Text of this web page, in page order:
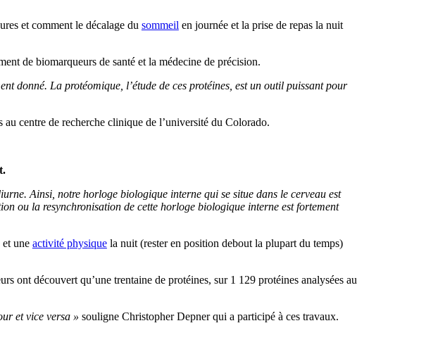
et comment le décalage du sommeil en journée et la prise de repas la nuit
de biomarqueurs de santé et la médecine de précision.
donné. La protéomique, l’étude de ces protéines, est un outil puissant pour
centre de recherche clinique de l’université du Colorado.
Ainsi, notre horloge biologique interne qui se situe dans le cerveau est
ou la resynchronisation de cette horloge biologique interne est fortement
une activité physiquela nuit (rester en position debout la plupart du temps)
ont découvert qu’une trentaine de protéines, sur 1 129 protéines analysées au
et vice versa » souligne Christopher Depner qui a participé à ces travaux.